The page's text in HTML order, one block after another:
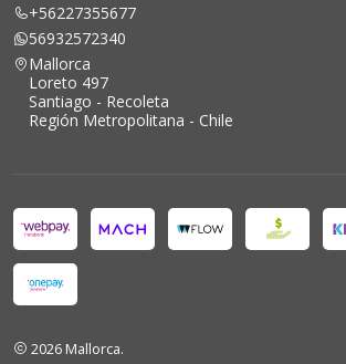
+56227355677
56932572340
Mallorca
Loreto 497
Santiago - Recoleta
Región Metropolitana - Chile
2026 Mallorca.